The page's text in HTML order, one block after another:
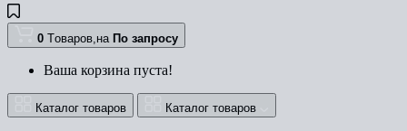
0 Tоваров,на По запросу
Ваша корзина пуста!
Каталог товаров Каталог товаров